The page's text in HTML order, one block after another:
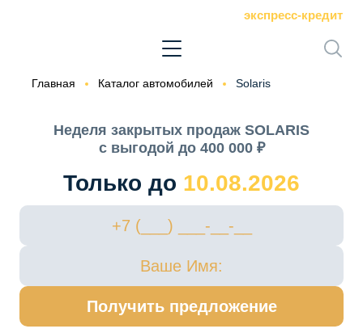
экспресс-кредит
Главная Каталог автомобилей Solaris
Неделя закрытых продаж SOLARIS
с выгодой до 400 000 ₽
Только до 10.08.2026
Получить предложение